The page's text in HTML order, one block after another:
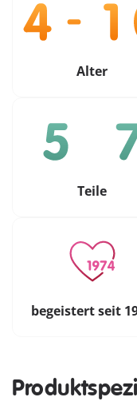
Alter
Teile
begeistert seit